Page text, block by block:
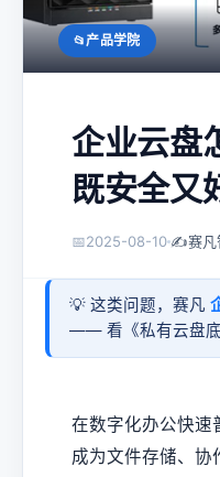
产品学院
企业云盘
既安全又
📅2025-08-10 ✍️赛凡
💡 这类问题，赛凡
—— 看《私有云盘
在数字化办公快速
成为文件存储、协